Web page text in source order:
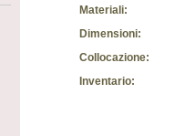
Materiali:
Dimensioni:
Collocazione:
Inventario: